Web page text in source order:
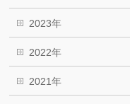
2023年
2022年
2021年